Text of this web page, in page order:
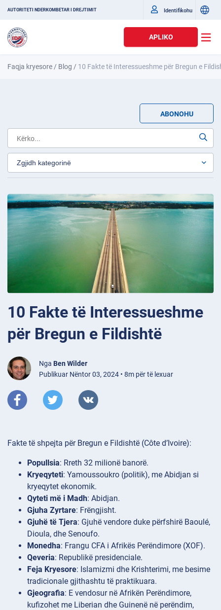
AUTORITETI NDËRKOMBËTAR I DREJTIMIT Identifikohu
APLIKO
Faqja kryesore / Blog / 10 Fakte të Interessueshme për Bregun e
ABONOHU
10 Fakte të Interessueshme
për Bregun e Fildishtë
Nga Ben Wilder
Publikuar Nëntor 03, 2024 • 8m për të lexuar
Fakte të shpejta për Bregun e Fildishtë (Côte d’Ivoire):
Popullsia: Rreth 32 milionë banorë.
Kryeqyteti: Yamoussoukro (politik), me Abidjan si
kryeqytet ekonomik.
Qyteti më i Madh: Abidjan.
Gjuha Zyrtare: Frëngjisht.
Gjuhë të Tjera: Gjuhë vendore duke përfshirë Baoulé,
Dioula, dhe Senoufo.
Monedha: Frangu CFA i Afrikës Perëndimore (XOF).
Qeveria: Republikë presidenciale.
Feja Kryesore: Islamizmi dhe Krishterimi, me besime
tradicionale gjithashtu të praktikuara.
Gjeografia: E vendosur në Afrikën Perëndimore,
kufizohet me Liberian dhe Guinenë në perëndim,